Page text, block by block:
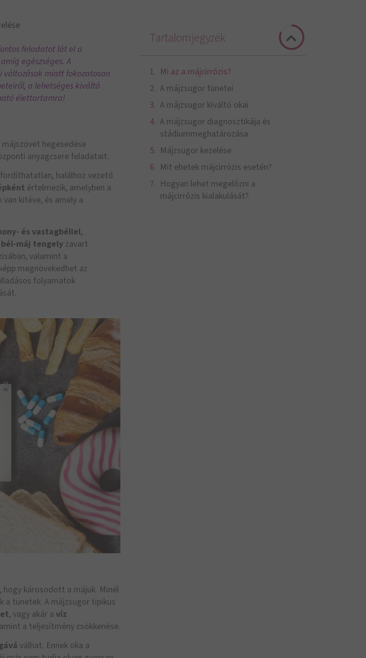
feladatot lát el a
egészséges. A
változások miatt fokozatosan
a lehetséges kiváltó
élettartamra!
hegesedése
anyagcsere feladatait.
halálhoz vezető
értelmezik, amelyben a
kitéve, és amely a
és vastagbéllel,
bél-máj tengely zavart
valamint a
megnövekedhet az
folyamatok
hogy károsodott a májuk. Minél
a tünetek. A májzsugor tipikus
, vagy akár a víz
a teljesítmény csökkenése.
válhat. Ennek oka a
Tartalomjegyzék
Mi az a májcirrózis?
A májzsugor tünetei
A májzsugor kiváltó okai
A májzsugor diagnosztikája és
stádiummeghatározása
Májzsugor kezelése
Mit ehetek májcirrózis esetén?
Hogyan lehet megelőzni a
májcirrózis kialakulását?